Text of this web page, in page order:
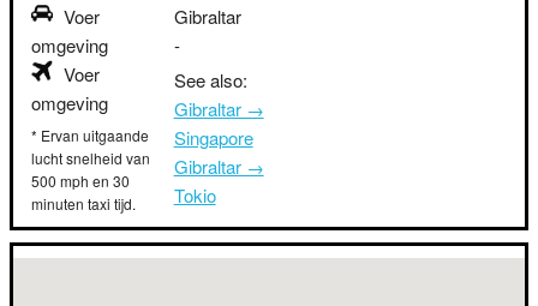
Voer
omgeving
Voer
omgeving
* Ervan uitgaande
lucht snelheid van
500 mph en 30
minuten taxi tijd.
Gibraltar
-
See also:
Gibraltar →
Singapore
Gibraltar →
Tokio